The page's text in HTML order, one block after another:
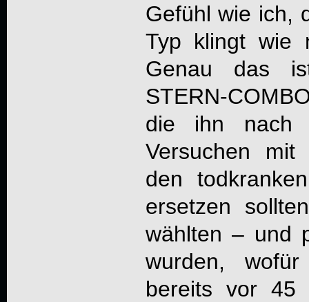
Gefühl wie ich,
Typ klingt wie
Genau das
STERN-
die ihn nach
Versuchen
den
ersetzen
wählten – und
wurden,
bereits vor 45